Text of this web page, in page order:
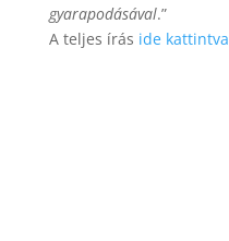
gyarapodásával.”
A teljes írás ide kattintva